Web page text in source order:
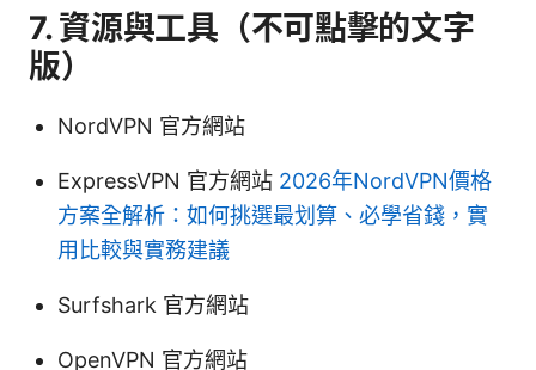
7. 資源與工具（不可點擊的文字
版）
NordVPN 官方網站
ExpressVPN 官方網站 2026年NordVPN價格
方案全解析：如何挑選最划算、必學省錢，實
用比較與實務建議
Surfshark 官方網站
OpenVPN 官方網站